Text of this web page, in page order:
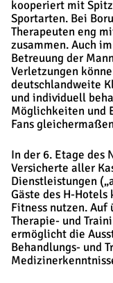
kooperiert mit
Sportarten. Bei
Therapeuten eng
zusammen. Auch
Betreuung der
Verletzungen
deutschlandweite
und individuell
Möglichkeiten und
Fans
In der 6. Etage des
Versicherte aller
Dienstleistungen
Gäste des H-
Fitness nutzen.
Therapie- und
ermöglicht die
Behandlungs- und